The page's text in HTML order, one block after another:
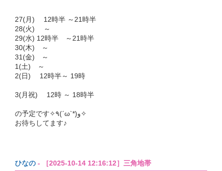
27(月) 12時半 ～21時半
28(火) ～
29(水) 12時半 ～21時半
30(木) ～
31(金) ～
1(土) ～
2(日) 12時半～ 19時
3(月祝) 12時 ～ 18時半
の予定です✧٩(ˊωˋ*)و✧
お待ちしてます♪
ひなの - ［2025-10-14 12:16:12］三角地帯